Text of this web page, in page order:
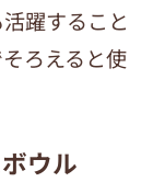
躍すること
ろえると使
ウル